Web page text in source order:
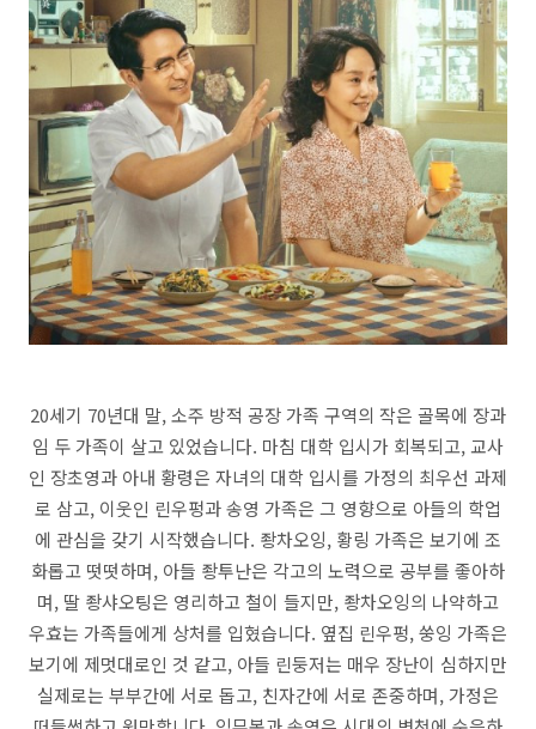
20세기 70년대 말, 소주 방적 공장 가족 구역의 작은 골목에 장과
임 두 가족이 살고 있었습니다. 마침 대학 입시가 회복되고, 교사
인 장초영과 아내 황령은 자녀의 대학 입시를 가정의 최우선 과제
로 삼고, 이웃인 린우펑과 송영 가족은 그 영향으로 아들의 학업
에 관심을 갖기 시작했습니다. 좡차오잉, 황링 가족은 보기에 조
화롭고 떳떳하며, 아들 좡투난은 각고의 노력으로 공부를 좋아하
며, 딸 좡샤오팅은 영리하고 철이 들지만, 좡차오잉의 나약하고
우효는 가족들에게 상처를 입혔습니다. 옆집 린우펑, 쑹잉 가족은
보기에 제멋대로인 것 같고, 아들 린둥저는 매우 장난이 심하지만
실제로는 부부간에 서로 돕고, 친자간에 서로 존중하며, 가정은